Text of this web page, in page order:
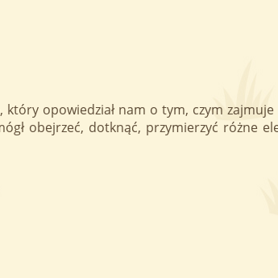
opowiedział nam o tym, czym
obejrzeć, dotknąć, przymierzyć różne